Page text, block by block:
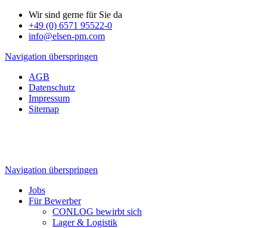
Wir sind gerne für Sie da
+49 (0) 6571 95522-0
info@elsen-pm.com
Navigation überspringen
AGB
Datenschutz
Impressum
Sitemap
Navigation überspringen
Jobs
Für Bewerber
CONLOG bewirbt sich
Lager & Logistik